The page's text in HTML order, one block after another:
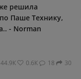
решила
Паше Технику,
- Norman
44.9К 0.6К 18 30